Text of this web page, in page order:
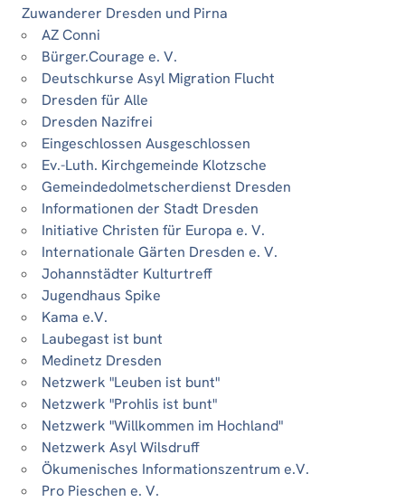
Zuwanderer Dresden und Pirna
AZ Conni
Bürger.Courage e. V.
Deutschkurse Asyl Migration Flucht
Dresden für Alle
Dresden Nazifrei
Eingeschlossen Ausgeschlossen
Ev.-Luth. Kirchgemeinde Klotzsche
Gemeindedolmetscherdienst Dresden
Informationen der Stadt Dresden
Initiative Christen für Europa e. V.
Internationale Gärten Dresden e. V.
Johannstädter Kulturtreff
Jugendhaus Spike
Kama e.V.
Laubegast ist bunt
Medinetz Dresden
Netzwerk "Leuben ist bunt"
Netzwerk "Prohlis ist bunt"
Netzwerk "Willkommen im Hochland"
Netzwerk Asyl Wilsdruff
Ökumenisches Informationszentrum e.V.
Pro Pieschen e. V.